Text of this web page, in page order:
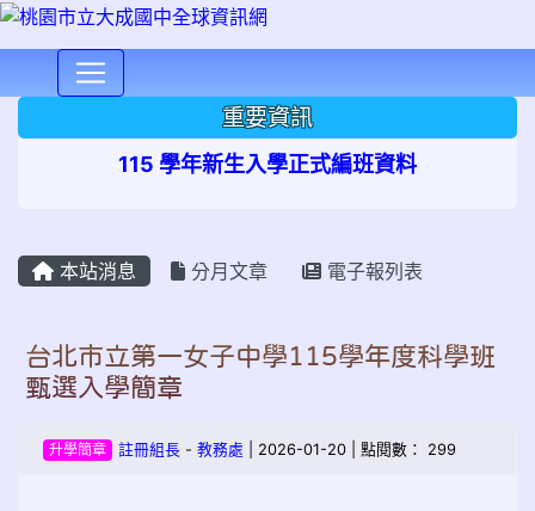
重要資訊
115 學年新生入學正式編班資料
本站消息 分月文章 電子報列表
台北市立第一女子中學115學年度科學班
甄選入學簡章
升學簡章 註冊組長- 教務處 | 2026-01-20 | 點閱數： 299